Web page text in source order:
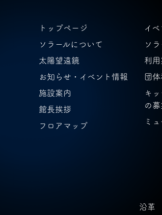
トップページ
ソラールについて
太陽望遠鏡
お知らせ・イベント情報
施設案内
館長挨拶
フロアマップ
イ
ソ
利
団
キ
の
ミ
沿革